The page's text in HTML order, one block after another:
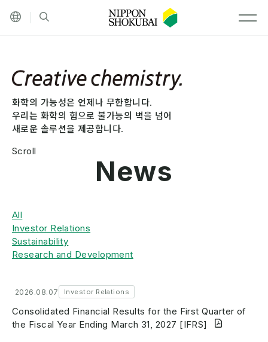
기타 언어
화학의 가능성은 언제나 무한합니다.
우리는 화학의 힘으로 불가능의 벽을 넘어
새로운 솔루션을 제공합니다.
Scroll
News
All
Investor Relations
Sustainability
Research and Development
2026.08.07 Investor Relations
Consolidated Financial Results for the First Quarter of
the Fiscal Year Ending March 31, 2027 [IFRS]